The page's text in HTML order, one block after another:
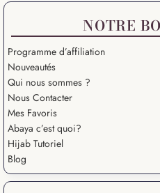
NOTRE
Programme d’affiliation
Nouveautés
Qui nous sommes ?
Nous Contacter
Mes Favoris
Abaya c’est quoi?
Hijab Tutoriel
Blog